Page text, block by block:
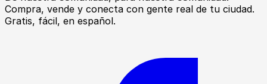
Compra, vende y conecta con gente real de tu ciudad.
Gratis, fácil, en español.